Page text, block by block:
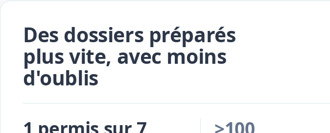
Des dossiers préparés
plus vite, avec moins
d'oublis